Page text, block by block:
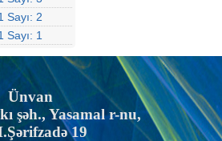
Sayı: 2
1
Ünvan
şəh., Yasamal r-nu,
19